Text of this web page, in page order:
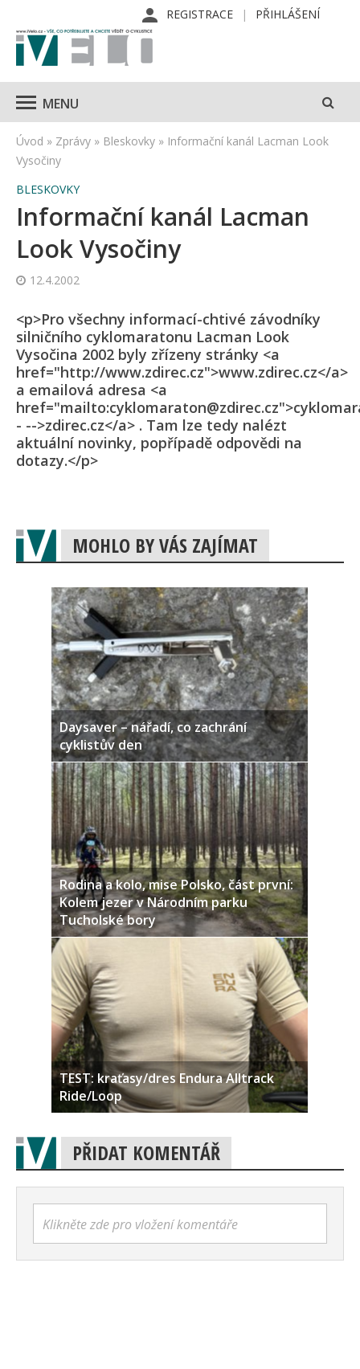
REGISTRACE PŘIHLÁŠENÍ
MENU
Úvod » Zprávy » Bleskovky » Informační kanál Lacman Look
Vysočiny
BLESKOVKY
Informační kanál Lacman
Look Vysočiny
12.4.2002
<p>Pro všechny informací-chtivé závodníky
silničního cyklomaratonu Lacman Look
Vysočina 2002 byly zřízeny stránky <a
href="http://www.zdirec.cz">www.zdirec.cz</a>
a emailová adresa <a
- -->zdirec.cz</a> . Tam lze tedy nalézt
aktuální novinky, popřípadě odpovědi na
dotazy.</p>
MOHLO BY VÁS ZAJÍMAT
Daysaver – nářadí, co zachrání
cyklistův den
Rodina a kolo, mise Polsko, část první:
Kolem jezer v Národním parku
Tucholské bory
TEST: kraťasy/dres Endura Alltrack
Ride/Loop
PŘIDAT KOMENTÁŘ
Klikněte zde pro vložení komentáře